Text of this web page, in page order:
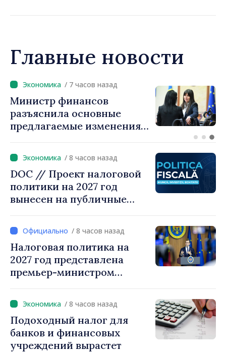
Главные новости
/ 6 часов назад
Премьер-министр Василе
Тофан провёл телефонный
разговор с болгарским
Радевым
/ 8 часов назад
DOC // Проект налоговой
политики на 2027 год
вынесен на публичные
/ 8 часов назад
Налоговая политика на
2027 год представлена
премьер-министром
снижение налоговой
нагрузки на труд,
стимулирование
инвестиций и более
справедливое
/ 8 часов назад
Подоходный налог для
банков и финансовых
учреждений вырастет